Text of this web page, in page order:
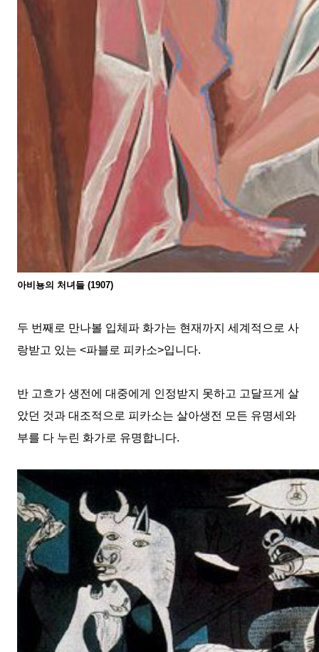
아비뇽의 처녀들 (1907)
두 번째로 만나볼 입체파 화가는 현재까지 세계적으로 사
랑받고 있는 <파블로 피카소>입니다.
반 고흐가 생전에 대중에게 인정받지 못하고 고달프게 살
았던 것과 대조적으로 피카소는 살아생전 모든 유명세와
부를 다 누린 화가로 유명합니다.